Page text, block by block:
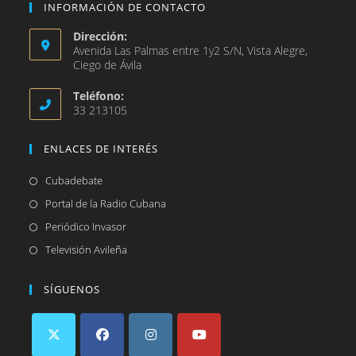
INFORMACIÓN DE CONTACTO
Dirección:
Avenida Las Palmas entre 1y2 S/N, Vista Alegre,
Ciego de Ávila
Teléfono:
33 213105
ENLACES DE INTERÉS
CubadebateSe
abre
Portal de la Radio Cubana
Periódico InvasorSe
abre
Televisión Avileña
nueva
SÍGUENOS